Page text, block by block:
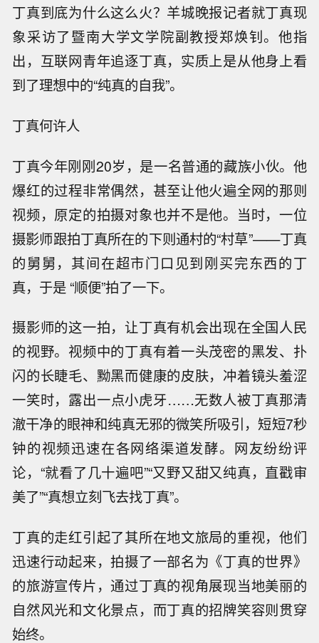
丁真到底为什么这么火？羊城晚报记者就丁真现
象采访了暨南大学文学院副教授郑焕钊。他指
出，互联网青年追逐丁真，实质上是从他身上看
到了理想中的“纯真的自我”。
丁真何许人
丁真今年刚刚20岁，是一名普通的藏族小伙。他
爆红的过程非常偶然，甚至让他火遍全网的那则
视频，原定的拍摄对象也并不是他。当时，一位
摄影师跟拍丁真所在的下则通村的“村草”——丁真
的舅舅，其间在超市门口见到刚买完东西的丁
真，于是 “顺便”拍了一下。
摄影师的这一拍，让丁真有机会出现在全国人民
的视野。视频中的丁真有着一头茂密的黑发、扑
闪的长睫毛、黝黑而健康的皮肤，冲着镜头羞涩
一笑时，露出一点小虎牙……无数人被丁真那清
澈干净的眼神和纯真无邪的微笑所吸引，短短7秒
钟的视频迅速在各网络渠道发酵。网友纷纷评
论，“就看了几十遍吧”“又野又甜又纯真，直戳审
美了”“真想立刻飞去找丁真”。
丁真的走红引起了其所在地文旅局的重视，他们
迅速行动起来，拍摄了一部名为《丁真的世界》
的旅游宣传片，通过丁真的视角展现当地美丽的
自然风光和文化景点，而丁真的招牌笑容则贯穿
始终。